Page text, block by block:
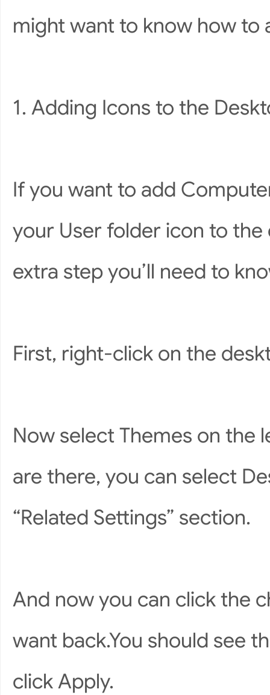
might want to know how to
1. Adding Icons to the
If you want to add
your User folder icon to the
extra step you’ll need to
First, right-click on the
Now select Themes on the
are there, you can select
“Related Settings” section.
And now you can click the
want back.You should see
click Apply.